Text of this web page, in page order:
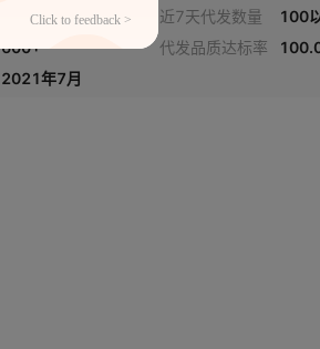
100以内 近7天代发数量 100
600+ 代发品质达标率
2021年7月